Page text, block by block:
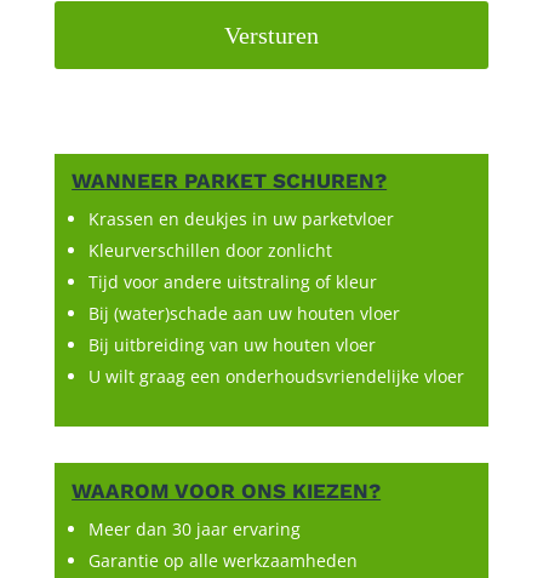
WANNEER PARKET SCHUREN?
Krassen en deukjes in uw parketvloer
Kleurverschillen door zonlicht
Tijd voor andere uitstraling of kleur
Bij (water)schade aan uw houten vloer
Bij uitbreiding van uw houten vloer
U wilt graag een onderhoudsvriendelijke vloer
WAAROM VOOR ONS KIEZEN?
Meer dan 30 jaar ervaring
Garantie op alle werkzaamheden